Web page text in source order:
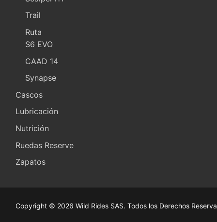
Trail
Ruta
S6 EVO
CAAD 14
Synapse
Cascos
Lubricación
Nutrición
Ruedas Reserve
Zapatos
Copyright © 2026 Wild Rides SAS. Todos los Derechos